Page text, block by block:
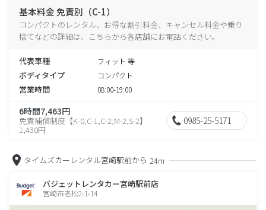
基本料金 免責別（C-1）
コンパクトのレンタル、お得な割引料金、キャンセル料金や乗り
捨てなどの詳細は、こちらから各店舗にお電話ください。
代表車種 フィット 等
ボディタイプ コンパクト
営業時間 08:00-19:00
6時間7,463円
免責補償制度【K-0,C-1,C-2,M-2,S-2】
1,430円
0985-25-5171
タイムズカーレンタル宮崎駅前から 24m
バジェットレンタカー宮崎駅前店
宮崎市老松2-1-14